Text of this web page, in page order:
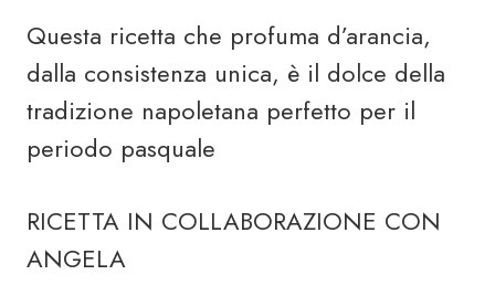
Questa ricetta che profuma d’arancia,
dalla consistenza unica, è il dolce della
tradizione napoletana perfetto per il
periodo pasquale
RICETTA IN COLLABORAZIONE CON
ANGELA